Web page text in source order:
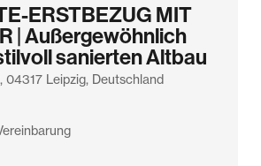
ERSTBEZUG MIT
| Außergewöhnlich
sanierten Altbau
04317 Leipzig, Deutschland